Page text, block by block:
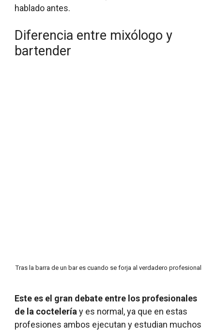
hablado antes.
Diferencia entre mixólogo y
bartender
Tras la barra de un bar es cuando se forja al verdadero profesional
Este es el gran debate entre los profesionales
de la cocteleríay es normal, ya que en estas
profesiones ambos ejecutan y estudian muchos